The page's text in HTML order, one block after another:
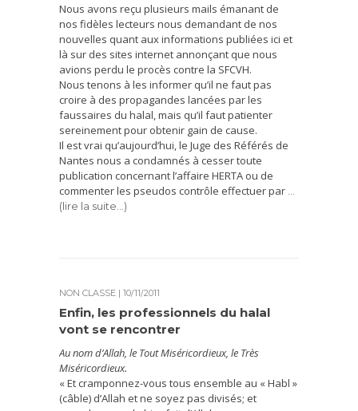
Nous avons reçu plusieurs mails émanant de
nos fidèles lecteurs nous demandant de nos
nouvelles quant aux informations publiées ici et
là sur des sites internet annonçant que nous
avions perdu le procès contre la SFCVH.
Nous tenons à les informer qu’il ne faut pas
croire à des propagandes lancées par les
faussaires du halal, mais qu’il faut patienter
sereinement pour obtenir gain de cause.
Il est vrai qu’aujourd’hui, le Juge des Référés de
Nantes nous a condamnés à cesser toute
publication concernant l’affaire HERTA ou de
commenter les pseudos contrôle effectuer par
(lire la suite…)
NON CLASSÉ | 10/11/2011
Enfin, les professionnels du halal
vont se rencontrer
Au nom d’Allah, le Tout Miséricordieux, le Très
Miséricordieux.
« Et cramponnez-vous tous ensemble au « Habl »
(câble) d’Allah et ne soyez pas divisés; et